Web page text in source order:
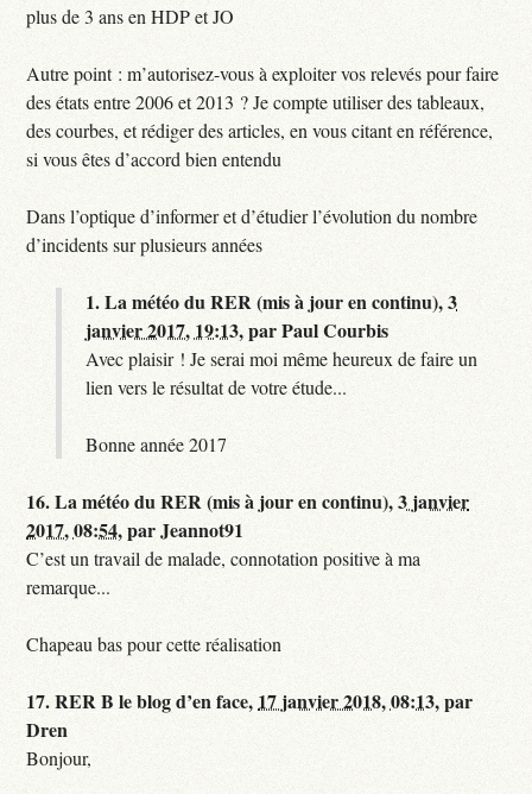
plus de 3 ans en HDP et JO
Autre point : m’autorisez-vous à exploiter vos relevés pour faire
des états entre 2006 et 2013 ? Je compte utiliser des tableaux,
des courbes, et rédiger des articles, en vous citant en référence,
si vous êtes d’accord bien entendu
Dans l’optique d’informer et d’étudier l’évolution du nombre
d’incidents sur plusieurs années
1.La météo du RER (mis à jour en continu),3
janvier 2017, 19:13,parPaul Courbis
Avec plaisir ! Je serai moi même heureux de faire un
lien vers le résultat de votre étude...
Bonne année 2017
16.La météo du RER (mis à jour en continu),3 janvier
2017, 08:54,parJeannot91
C’est un travail de malade, connotation positive à ma
remarque...
Chapeau bas pour cette réalisation
17.RER B le blog d’en face, 17 janvier 2018, 08:13,par
Dren
Bonjour,